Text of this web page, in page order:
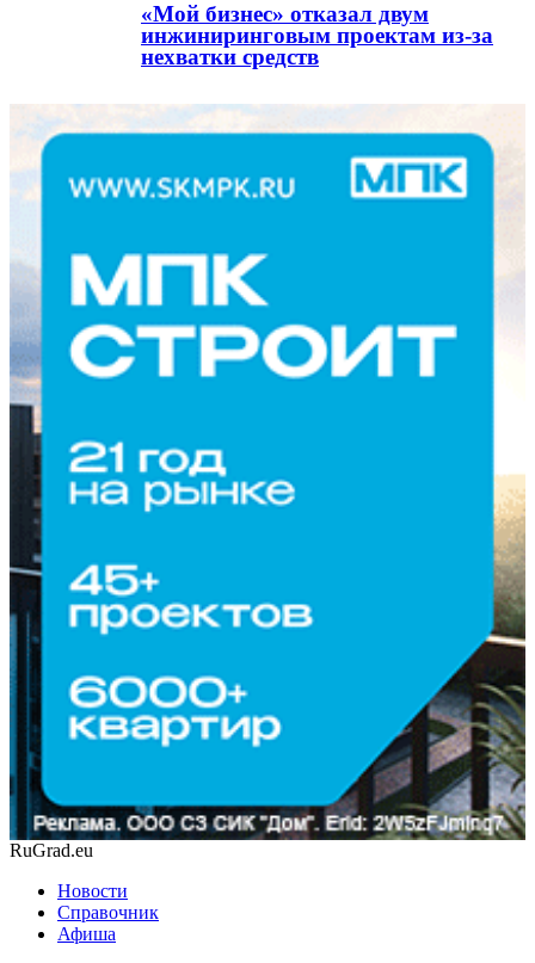
«Мой бизнес» отказал двум
инжиниринговым проектам из-за
нехватки средств
RuGrad.eu
Новости
Справочник
Афиша